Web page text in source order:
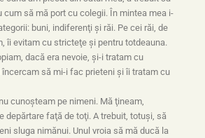
cum să mă port cu colegii. În mintea mea i-
buni, indiferenţi şi răi. Pe cei răi, de
îi evitam cu stricteţe şi pentru totdeauna.
dacă era nevoie, şi-i tratam cu
încercam să mi-i fac prieteni şi îi tratam cu
cunoşteam pe nimeni. Mă ţineam,
depărtare faţă de toţi. A trebuit, totuşi, să
sluga nimănui. Unul vroia să mă ducă la